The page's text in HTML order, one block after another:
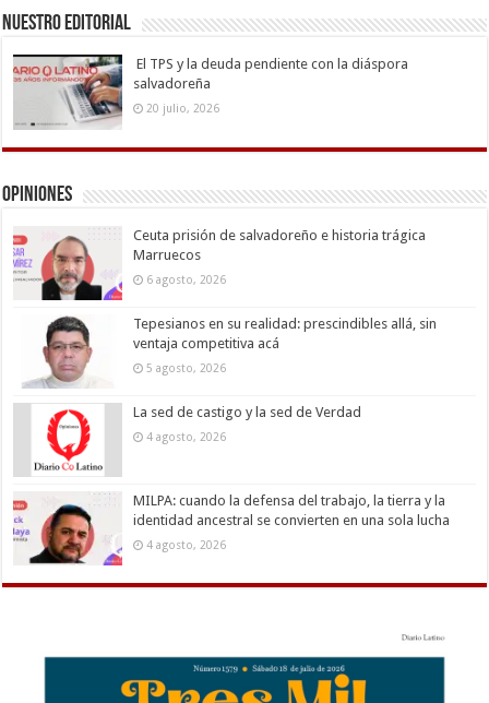
Nuestro Editorial
El TPS y la deuda pendiente con la diáspora
salvadoreña
20 julio, 2026
Opiniones
Ceuta prisión de salvadoreño e historia trágica
Marruecos
6 agosto, 2026
Tepesianos en su realidad: prescindibles allá, sin
ventaja competitiva acá
5 agosto, 2026
La sed de castigo y la sed de Verdad
4 agosto, 2026
MILPA: cuando la defensa del trabajo, la tierra y la
identidad ancestral se convierten en una sola lucha
4 agosto, 2026